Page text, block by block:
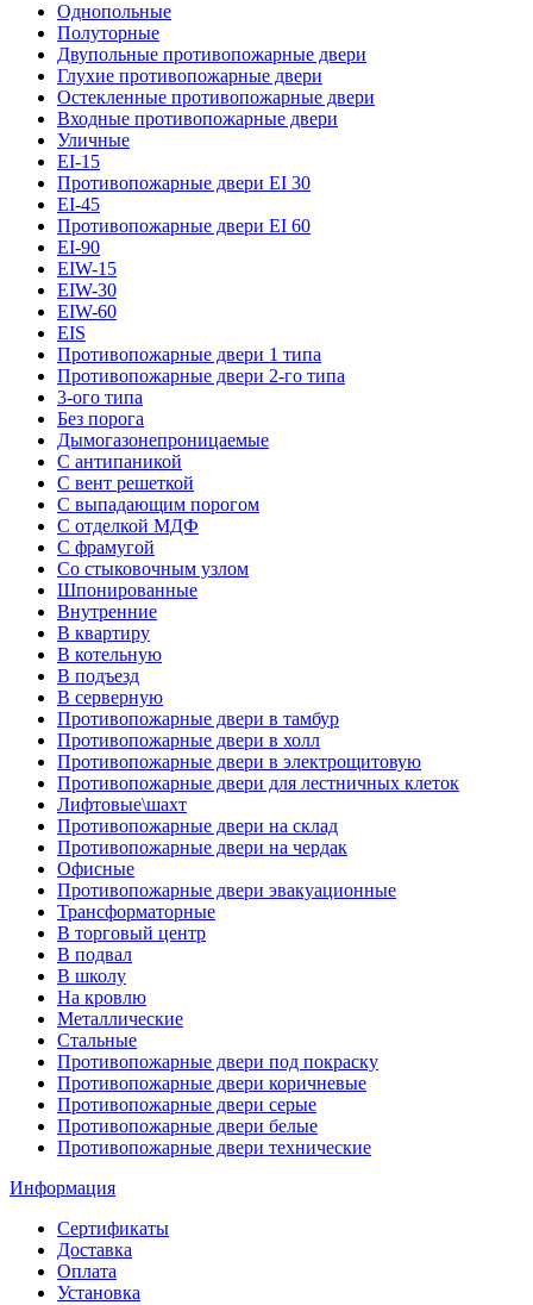
Однопольные
Полуторные
Двупольные противопожарные двери
Глухие противопожарные двери
Остекленные противопожарные двери
Входные противопожарные двери
Уличные
EI-15
Противопожарные двери EI 30
EI-45
Противопожарные двери EI 60
EI-90
EIW-15
EIW-30
EIW-60
EIS
Противопожарные двери 1 типа
Противопожарные двери 2-го типа
3-ого типа
Без порога
Дымогазонепроницаемые
С антипаникой
С вент решеткой
С выпадающим порогом
С отделкой МДФ
С фрамугой
Со стыковочным узлом
Шпонированные
Внутренние
В квартиру
В котельную
В подъезд
В серверную
Противопожарные двери в тамбур
Противопожарные двери в холл
Противопожарные двери в электрощитовую
Противопожарные двери для лестничных клеток
Лифтовые\шахт
Противопожарные двери на склад
Противопожарные двери на чердак
Офисные
Противопожарные двери эвакуационные
Трансформаторные
В торговый центр
В подвал
В школу
На кровлю
Металлические
Стальные
Противопожарные двери под покраску
Противопожарные двери коричневые
Противопожарные двери серые
Противопожарные двери белые
Противопожарные двери технические
Информация
Сертификаты
Доставка
Оплата
Установка